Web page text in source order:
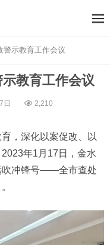
警示教育工作会议
教育工作会议
日 2,210
，深化以案促改、以
年1月17日，金水
吹冲锋号——全市查处